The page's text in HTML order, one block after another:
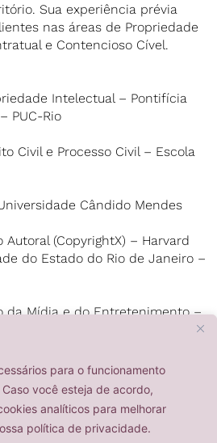
para o funcionamento
você esteja de acordo,
analíticos para melhorar
política de privacidade.
Sua experiência prévia
nas áreas de Propriedade
e Contencioso Cível.
Intelectual – Pontifícia
PUC-Rio
Civil e Processo Civil – Escola
Cândido Mendes
(CopyrightX) – Harvard
do Estado do Rio de Janeiro –
da Mídia e do Entretenimento –
Intelectual – Organização
Intelectual –OMPI